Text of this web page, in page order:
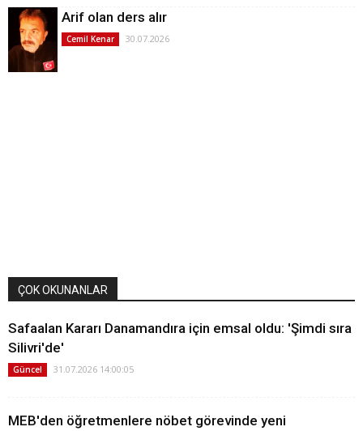
Arif olan ders alır
Cemil Kenar 30.07.2026
ÇOK OKUNANLAR
Safaalan Kararı Danamandıra için emsal oldu: 'Şimdi sıra
Silivri'de'
Güncel 31.07.2026 14:00:05
MEB'den öğretmenlere nöbet görevinde yeni